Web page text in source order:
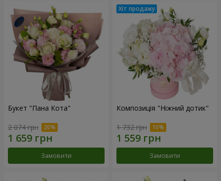
Букет "Пана Кота"
2 074 грн
Замовити
Композиція "Ніжний дотик"
1 732 грн
Замовити